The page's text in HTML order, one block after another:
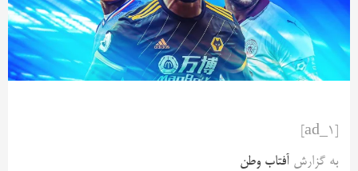
به گزارش آفتاب وطن